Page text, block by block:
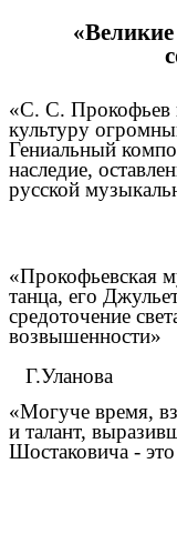
«С. С. Прокофьев
культуру
Гениальный
наследие,
русской
«Прокофьевская
танца, его
средоточение
возвышенности»
Г.Уланова
«Могуче время,
и талант,
Шостаковича -